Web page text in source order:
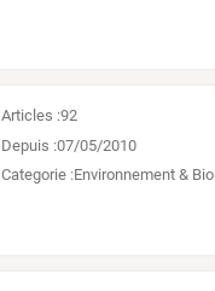
Articles :92
Depuis :07/05/2010
Categorie :Environnement & Bio